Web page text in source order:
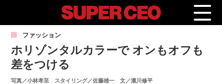
ファッション
ホリゾンタルカラーで オンもオフも
差をつける
写真／小林孝至 スタイリング／佐藤雄一 文／瀧川修平